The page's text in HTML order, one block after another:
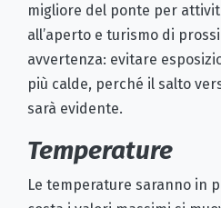
migliore del ponte per
all’aperto e turismo di
avvertenza: evitare
più calde, perché il salto
sarà evidente.
Temperature
Le temperature saranno in